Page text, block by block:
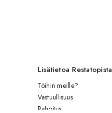
Lisätietoa Restatopista
Töihin meille?
Vastuullisuus
Rahoitus